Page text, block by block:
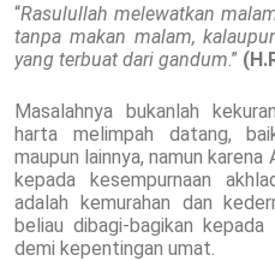
“Rasulullah melewatkan
tanpa makan malam,
yang terbuat dari gandum .”
Masalahnya bukanlah
harta melimpah datang,
maupun lainnya, namun
kepada kesempurnaan
adalah kemurahan dan
beliau dibagi-bagikan
demi kepentingan umat.